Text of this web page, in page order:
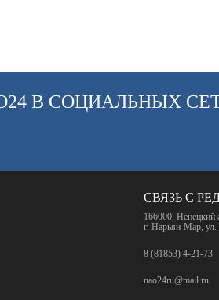
В СОЦИАЛЬНЫХ
СВЯЗЬ С
166000, Ненецкий
г. Нарьян-Мар, ул.
8 (81853) 4-21-73
nao24ru@mail.ru